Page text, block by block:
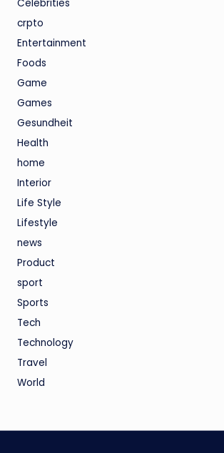
Celebrities
crpto
Entertainment
Foods
Game
Games
Gesundheit
Health
home
Interior
Life Style
Lifestyle
news
Product
sport
Sports
Tech
Technology
Travel
World